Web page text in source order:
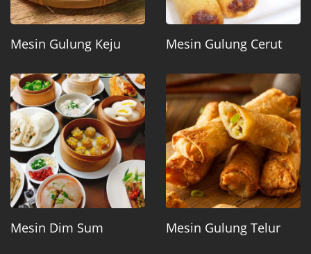
Mesin Gulung Keju Mesin Gulung Cerut
Mesin Dim Sum Mesin Gulung Telur